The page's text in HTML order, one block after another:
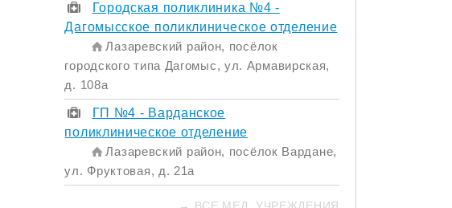
Городская поликлиника №4 -
Дагомысское поликлиническое отделение
Лазаревский район, посёлок
городского типа Дагомыс, ул. Армавирская,
д. 108а
ГП №4 - Варданское
поликлиническое отделение
Лазаревский район, посёлок Вардане,
ул. Фруктовая, д. 21а